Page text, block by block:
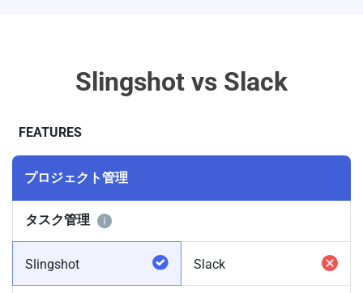
Slingshot vs Slack
FEATURES
プロジェクト管理
タスク管理
Slingshot Slack